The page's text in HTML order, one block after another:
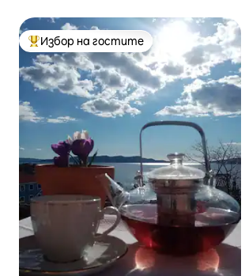
Най-популярен избор на гостите
Избор на гостите